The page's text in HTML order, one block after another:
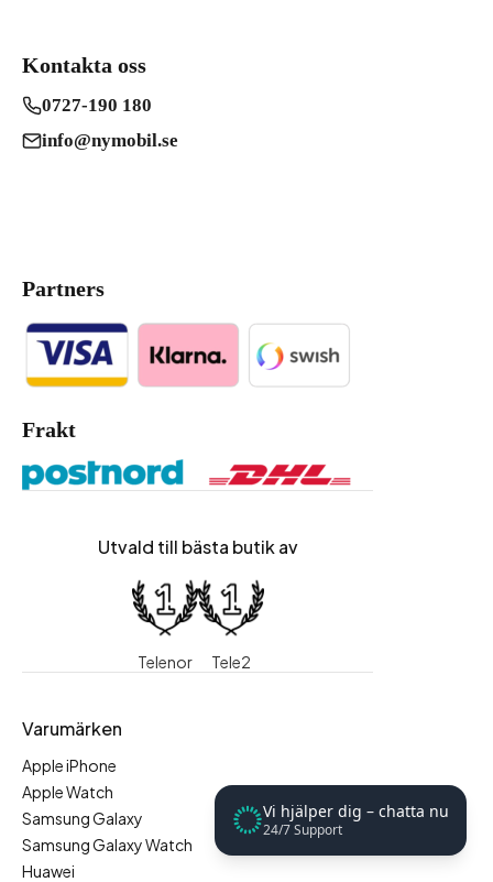
Vi hjälper dig – chatta nu
24/7 Support
Kontakta oss
0727-190 180
info@nymobil.se
Partners
Frakt
Utvald till bästa butik av
Telenor Tele2
Varumärken
Apple iPhone
Apple Watch
Samsung Galaxy
Samsung Galaxy Watch
Huawei